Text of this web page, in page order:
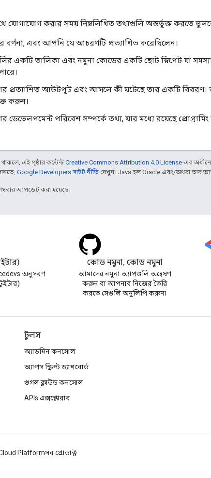
যোগাযোগ করার সময় নিম্নলিখিত তথ্যগুলি অন্তর্ভুক্ত করতে
বর্ণনা, এবং আপনি যে আচরণটি প্রত্যাশিত করেছিলেন।
একটি তালিকা এবং নমুনা কোডের একটি ছোট স্নিপেট যা
প্রত্যাশিত আউটপুট এবং আসলে কী ঘটেছে তার একটি বিবরণ।
করুন।
পরিবেশ সম্পর্কে তথ্য, যার মধ্যে রয়েছে প্রোগ্রামিং
এই পৃষ্ঠার কন্টেন্ট Creative Commons Attribution 4.0 License-এর
Google Developers সাইট নীতি দেখুন। Java হল Oracle এবং/অথবা তার
আপডেট করা হয়েছে।
অনুসরণ
কোড নমুনা, কোড নমুনা
আমাদের নমুনা অ্যাপগুলি অন্বেষণ
করুন বা আপনার নিজের তৈরি
করতে সেগুলি অনুলিপি করুন৷
টুলস
অ্যাডমিন কনসোল
অ্যাপস স্ক্রিপ্ট ড্যাশবোর্ড
গুগল ক্লাউড কনসোল
APIs এক্সপ্লোরার
Platformসব প্রোডাক্ট